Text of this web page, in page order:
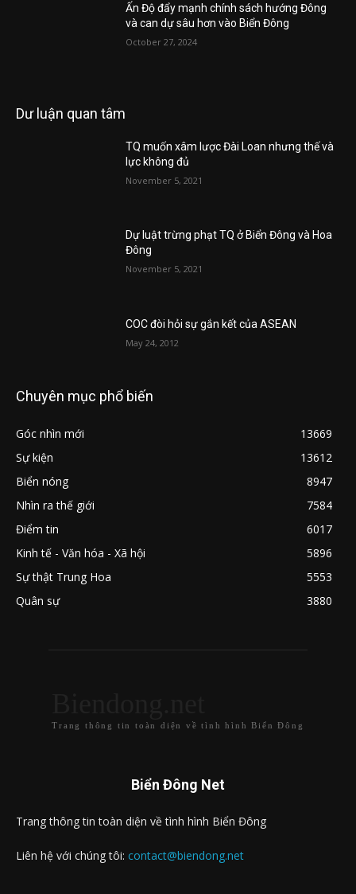
Ấn Độ đẩy mạnh chính sách hướng Đông
và can dự sâu hơn vào Biển Đông
October 27, 2024
Dư luận quan tâm
TQ muốn xâm lược Đài Loan nhưng thế và
lực không đủ
November 5, 2021
Dự luật trừng phạt TQ ở Biển Đông và Hoa
Đông
November 5, 2021
COC đòi hỏi sự gắn kết của ASEAN
May 24, 2012
Chuyên mục phổ biến
Góc nhìn mới
13669
Sự kiện
13612
Biển nóng
8947
Nhìn ra thế giới
7584
Điểm tin
6017
Kinh tế - Văn hóa - Xã hội
5896
Sự thật Trung Hoa
5553
Quân sự
3880
Trang thông tin toàn diện về tình hình Biển Đông
Biển Đông Net
Trang thông tin toàn diện về tình hình Biển Đông
Liên hệ với chúng tôi: contact@biendong.net